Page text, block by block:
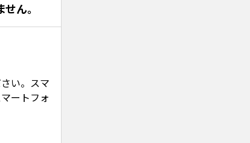
ん。
い。スマ
ートフォ